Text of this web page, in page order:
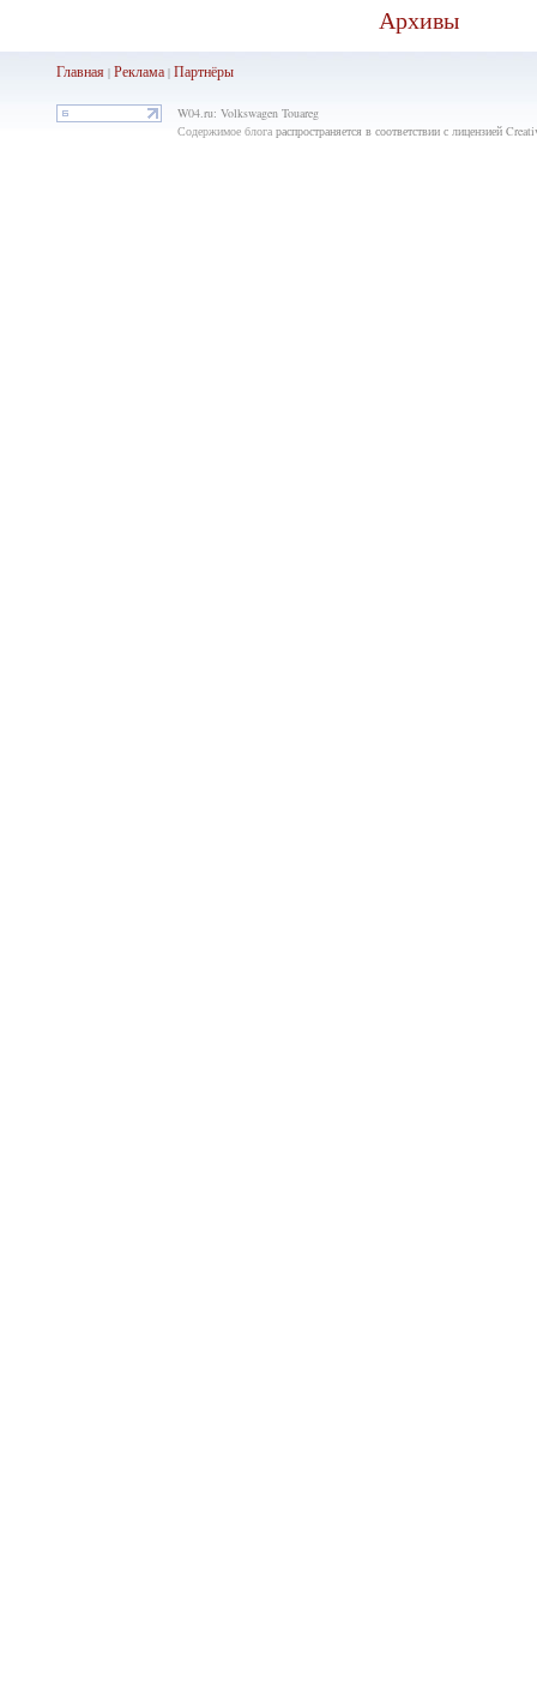
Архивы
Главная| Реклама| Партнёры
W04.ru: Volkswagen Touareg
Содержимое блогараспространяется в соответствии с лицензией